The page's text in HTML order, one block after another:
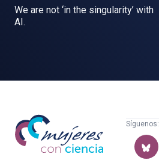
We are not ‘in the singularity’ with
AI.
Mujeres
con
ciencia
Síguenos: